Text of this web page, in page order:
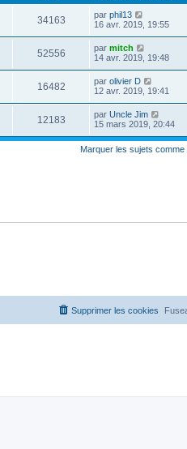
34163 par phil13
16 avr. 2019, 19:55
52556 par mitch
14 avr. 2019, 19:48
16482 par olivier D
12 avr. 2019, 19:41
12183 par Uncle Jim
15 mars 2019, 20:44
Marquer les sujets comme
Supprimer les cookies